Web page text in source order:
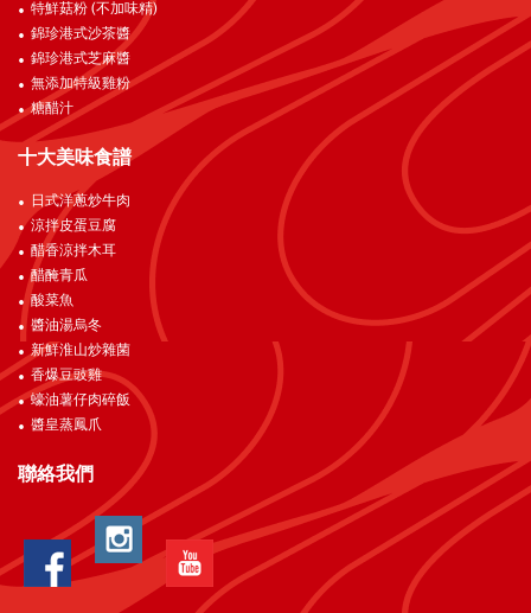
特鮮菇粉 (不加味精)
錦珍港式沙茶醬
錦珍港式芝麻醬
無添加特級雞粉
糖醋汁
十大美味食譜
日式洋蔥炒牛肉
涼拌皮蛋豆腐
醋香涼拌木耳
醋醃青瓜
酸菜魚
醬油湯烏冬
新鮮淮山炒雜菌
香爆豆豉雞
蠔油薯仔肉碎飯
醬皇蒸鳳爪
聯絡我們